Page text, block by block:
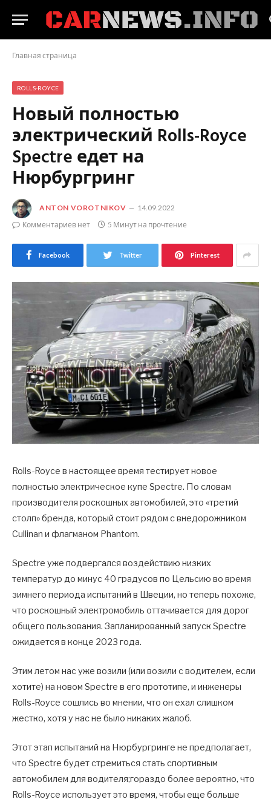
Главная страница
ROLLS-ROYCE
Новый полностью
электрический Rolls-Royce
Spectre едет на
Нюрбургринг
ANTON VOROTNIKOV
14.09.2022
Комментариев нет
5 Минут на прочтение
Facebook Twitter Pinterest
Rolls-Royce в настоящее время тестирует новое
полностью электрическое купе Spectre. По словам
производителя роскошных автомобилей, это «третий
столп» бренда, который стоит рядом с внедорожником
Cullinan и флагманом Phantom.
Spectre уже подвергался воздействию низких
температур до минус 40 градусов по Цельсию во время
зимнего периода испытаний в Швеции, но теперь похоже,
что роскошный электромобиль оттачивается для дорог
общего пользования. Запланированный запуск Spectre
ожидается в конце 2023 года.
Этим летом нас уже возили (или возили с водителем, если
хотите) на новом Spectre в его прототипе, и инженеры
Rolls-Royce сошлись во мнении, что он ехал слишком
жестко, хотя у нас не было никаких жалоб.
Этот этап испытаний на Нюрбургринге не предполагает,
что Spectre будет стремиться стать спортивным
автомобилем для водителя;гораздо более вероятно, что
Rolls-Royce использует это время, чтобы еще больше